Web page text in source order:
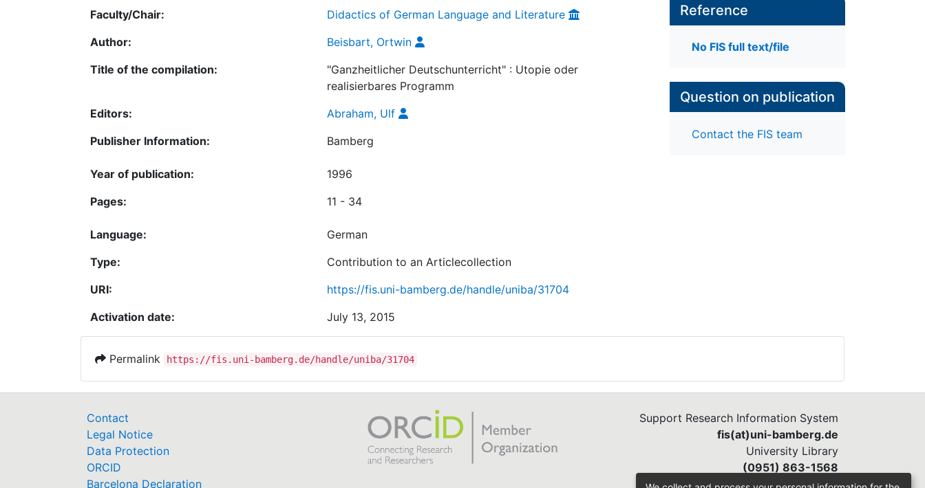
Faculty/Chair:
Didactics of German Language and Literature
Author:
Beisbart, Ortwin
Title of the compilation:
"Ganzheitlicher Deutschunterricht" : Utopie oder
realisierbares Programm
Editors:
Abraham, Ulf
Publisher Information:
Bamberg
Year of publication:
1996
Pages:
11 - 34
Language:
German
Type:
Contribution to an Articlecollection
URI:
https://fis.uni-bamberg.de/handle/uniba/31704
Activation date:
July 13, 2015
Reference
No FIS full text/file
Question on publication
Contact the FIS team
Permalink https://fis.uni-bamberg.de/handle/uniba/31704
Contact
Legal Notice
Data Protection
ORCID
Barcelona Declaration
Support Research Information System
fis(at)uni-bamberg.de
University Library
(0951) 863-1568